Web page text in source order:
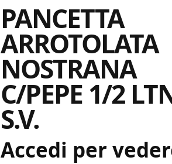
PANCETTA
ARROTOLATA
NOSTRANA
C/PEPE 1/2
S.V.
Accedi per